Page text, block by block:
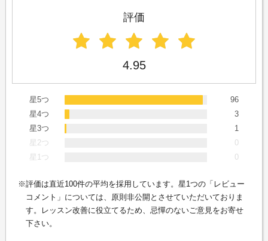
評価
4.95
星5つ
96
星4つ
3
星3つ
1
星2つ
0
星1つ
0
評価は直近100件の平均を採用しています。星1つの「レビュー
コメント」については、原則非公開とさせていただいておりま
す。レッスン改善に役立てるため、忌憚のないご意見をお寄せ
下さい。